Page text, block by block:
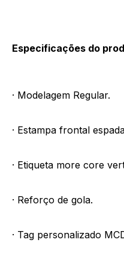
Especificações do
· Modelagem Regular.
· Estampa frontal
· Etiqueta more core
· Reforço de gola.
· Tag personalizado